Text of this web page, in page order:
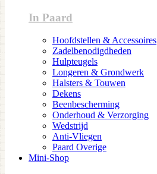
In Paard
Hoofdstellen & Accessoires
Zadelbenodigdheden
Hulpteugels
Longeren & Grondwerk
Halsters & Touwen
Dekens
Beenbescherming
Onderhoud & Verzorging
Wedstrijd
Anti-Vliegen
Paard Overige
Mini-Shop